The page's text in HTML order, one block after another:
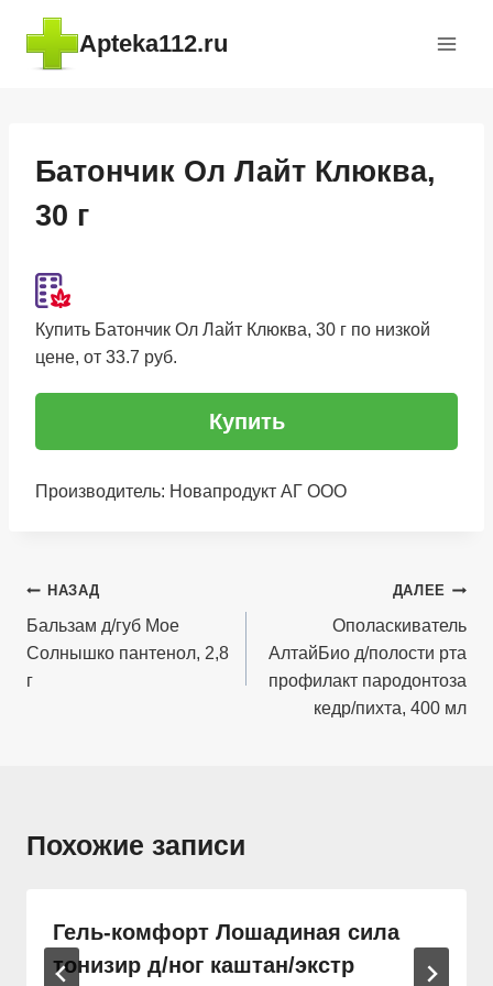
Перейти
содержимому
Apteka112.ru
Батончик Ол Лайт Клюква,
30 г
Купить Батончик Ол Лайт Клюква, 30 г по низкой
цене, от 33.7 руб.
Купить
Производитель: Новапродукт АГ ООО
Навигация
по
записям
НАЗАД
Бальзам д/губ Мое
Солнышко пантенол, 2,8
г
ДАЛЕЕ
Ополаскиватель
АлтайБио д/полости рта
профилакт пародонтоза
кедр/пихта, 400 мл
Похожие записи
Гель-комфорт Лошадиная сила
тонизир д/ног каштан/экстр